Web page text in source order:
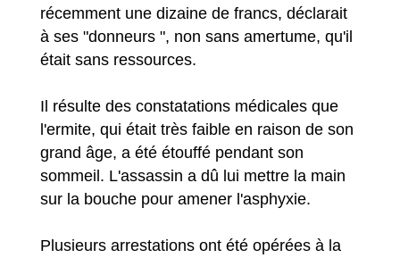
récemment une dizaine de francs, déclarait
à ses "donneurs ", non sans amertume, qu'il
était sans ressources.
Il résulte des constatations médicales que
l'ermite, qui était très faible en raison de son
grand âge, a été étouffé pendant son
sommeil. L'assassin a dû lui mettre la main
sur la bouche pour amener l'asphyxie.
Plusieurs arrestations ont été opérées à la